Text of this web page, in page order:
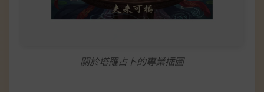
關於塔羅占卜的專業插圖